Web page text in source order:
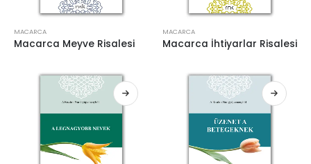
MACARCA
Macarca Meyve Risalesi
MACARCA
Macarca İhtiyarlar Risalesi